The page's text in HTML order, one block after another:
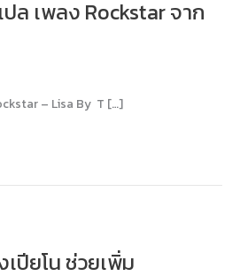
ล เพลง Rockstar จาก
– Lisa By T […]
ปียโน ช่วยเพิ่ม